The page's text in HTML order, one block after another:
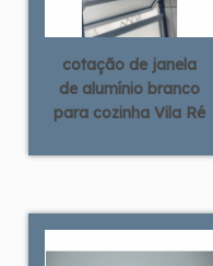
cotação de janela
de alumínio branco
para cozinha Vila Ré